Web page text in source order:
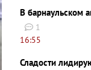
В барнаульском
1
16:55
Сладости